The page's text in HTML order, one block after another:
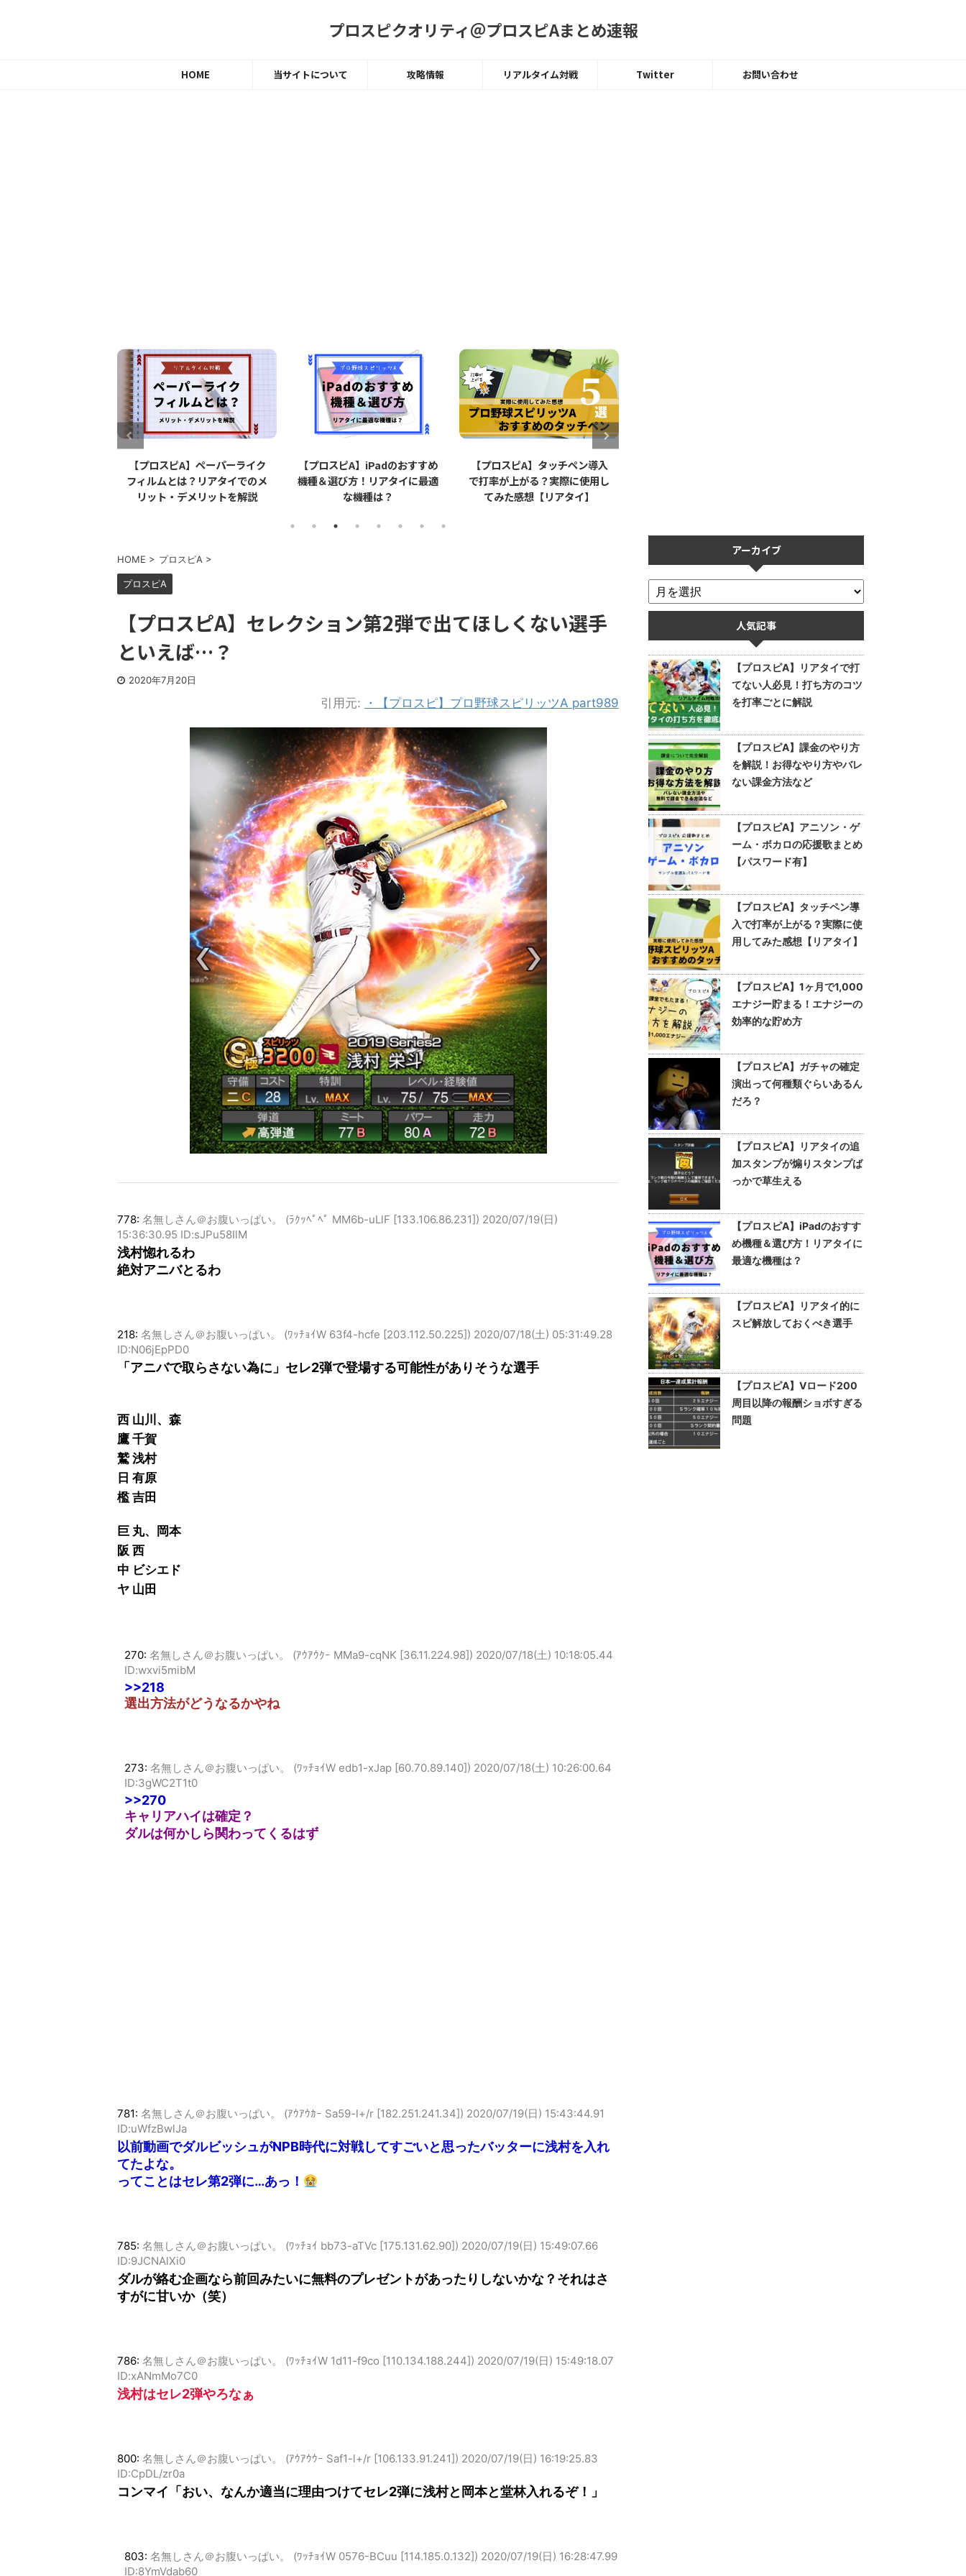
プロスピクオリティ＠プロスピAまとめ速報
HOME 当サイトについて 攻略情報 リアルタイム対戦 Twitter お問い合わせ
【プロスピA】ペーパーライク
フィルムとは？リアタイでのメ
リット・デメリットを解説
【プロスピA】iPadのおすすめ
機種＆選び方！リアタイに最適
な機種は？
【プロスピA】タッチペン導入
で打率が上がる？実際に使用し
てみた感想【リアタイ】
HOME > プロスピA >
プロスピA
【プロスピA】セレクション第2弾で出てほしくない選手
といえば…？
2020年7月20日
引用元: ・【プロスピ】プロ野球スピリッツA part989
778: 名無しさん＠お腹いっぱい。 (ﾗｸｯﾍﾟﾍﾟ MM6b-uLlF [133.106.86.231]) 2020/07/19(日)
15:36:30.95 ID:sJPu58IlM
浅村惚れるわ
絶対アニバとるわ
218: 名無しさん＠お腹いっぱい。 (ﾜｯﾁｮｲW 63f4-hcfe [203.112.50.225]) 2020/07/18(土) 05:31:49.28
ID:N06jEpPD0
「アニバで取らさない為に」セレ2弾で登場する可能性がありそうな選手
西 山川、森
鷹 千賀
鷲 浅村
日 有原
檻 吉田
巨 丸、岡本
阪 西
中 ビシエド
ヤ 山田
270: 名無しさん＠お腹いっぱい。 (ｱｳｱｳｸｰ MMa9-cqNK [36.11.224.98]) 2020/07/18(土) 10:18:05.44
ID:wxvi5mibM
>>218
選出方法がどうなるかやね
273: 名無しさん＠お腹いっぱい。 (ﾜｯﾁｮｲW edb1-xJap [60.70.89.140]) 2020/07/18(土) 10:26:00.64
ID:3gWC2T1t0
>>270
キャリアハイは確定？
ダルは何かしら関わってくるはず
781: 名無しさん＠お腹いっぱい。 (ｱｳｱｳｶｰ Sa59-l+/r [182.251.241.34]) 2020/07/19(日) 15:43:44.91
ID:uWfzBwlJa
以前動画でダルビッシュがNPB時代に対戦してすごいと思ったバッターに浅村を入れ
てたよな。
ってことはセレ第2弾に…あっ！
785: 名無しさん＠お腹いっぱい。 (ﾜｯﾁｮｲ bb73-aTVc [175.131.62.90]) 2020/07/19(日) 15:49:07.66
ID:9JCNAlXi0
ダルが絡む企画なら前回みたいに無料のプレゼントがあったりしないかな？それはさ
すがに甘いか（笑）
786: 名無しさん＠お腹いっぱい。 (ﾜｯﾁｮｲW 1d11-f9co [110.134.188.244]) 2020/07/19(日) 15:49:18.07
ID:xANmMo7C0
浅村はセレ2弾やろなぁ
800: 名無しさん＠お腹いっぱい。 (ｱｳｱｳｳｰ Saf1-l+/r [106.133.91.241]) 2020/07/19(日) 16:19:25.83
ID:CpDL/zr0a
コンマイ「おい、なんか適当に理由つけてセレ2弾に浅村と岡本と堂林入れるぞ！」
803: 名無しさん＠お腹いっぱい。 (ﾜｯﾁｮｲW 0576-BCuu [114.185.0.132]) 2020/07/19(日) 16:28:47.99
ID:8YmVdab60
アーカイブ
人気記事
【プロスピA】リアタイで打
てない人必見！打ち方のコツ
を打率ごとに解説
【プロスピA】課金のやり方
を解説！お得なやり方やバレ
ない課金方法など
【プロスピA】アニソン・ゲ
ーム・ボカロの応援歌まとめ
【パスワード有】
【プロスピA】タッチペン導
入で打率が上がる？実際に使
用してみた感想【リアタイ】
【プロスピA】1ヶ月で1,000
エナジー貯まる！エナジーの
効率的な貯め方
【プロスピA】ガチャの確定
演出って何種類ぐらいあるん
だろ？
【プロスピA】リアタイの追
加スタンプが煽りスタンプば
っかで草生える
【プロスピA】iPadのおすす
め機種＆選び方！リアタイに
最適な機種は？
【プロスピA】リアタイ的に
スピ解放しておくべき選手
【プロスピA】Vロード200
周目以降の報酬ショボすぎる
問題